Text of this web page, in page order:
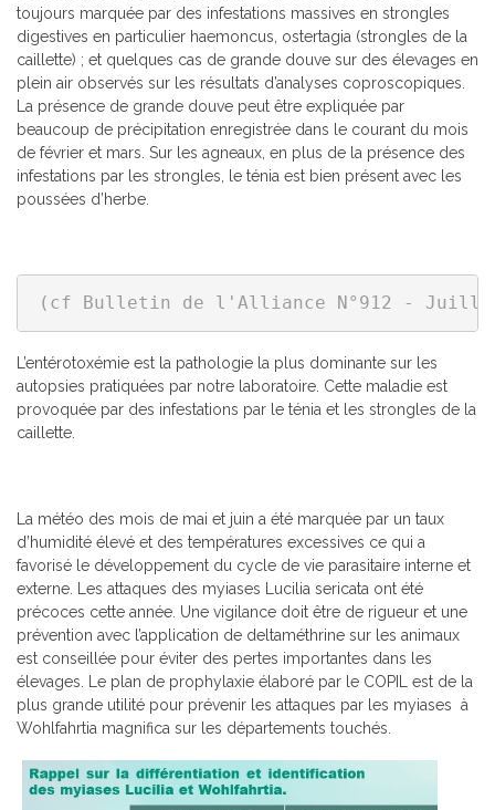
toujours marquée par des infestations massives en strongles
digestives en particulier haemoncus, ostertagia (strongles de la
caillette) ; et quelques cas de grande douve sur des élevages en
plein air observés sur les résultats d’analyses coproscopiques.
La présence de grande douve peut être expliquée par
beaucoup de précipitation enregistrée dans le courant du mois
de février et mars. Sur les agneaux, en plus de la présence des
infestations par les strongles, le ténia est bien présent avec les
poussées d’herbe.
(cf Bulletin de l'Alliance N°912 -
L’entérotoxémie est la pathologie la plus dominante sur les
autopsies pratiquées par notre laboratoire. Cette maladie est
provoquée par des infestations par le ténia et les strongles de la
caillette.
La météo des mois de mai et juin a été marquée par un taux
d’humidité élevé et des températures excessives ce qui a
favorisé le développement du cycle de vie parasitaire interne et
externe. Les attaques des myiases Lucilia sericata ont été
précoces cette année. Une vigilance doit être de rigueur et une
prévention avec l’application de deltaméthrine sur les animaux
est conseillée pour éviter des pertes importantes dans les
élevages. Le plan de prophylaxie élaboré par le COPIL est de la
plus grande utilité pour prévenir les attaques par les myiases à
Wohlfahrtia magnifica sur les départements touchés.